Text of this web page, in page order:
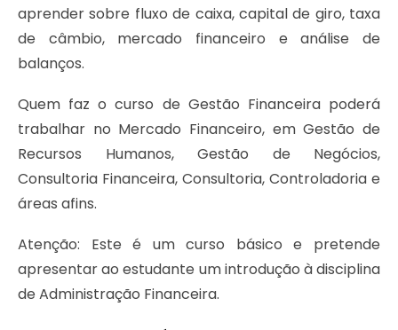
aprender sobre fluxo de caixa, capital de giro, taxa
de câmbio, mercado financeiro e análise de
balanços.
Quem faz o curso de Gestão Financeira poderá
trabalhar no Mercado Financeiro, em Gestão de
Recursos Humanos, Gestão de Negócios,
Consultoria Financeira, Consultoria, Controladoria e
áreas afins.
Atenção: Este é um curso básico e pretende
apresentar ao estudante um introdução à disciplina
de Administração Financeira.